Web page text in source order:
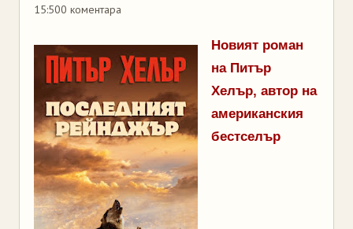
15:500 коментара
Новият роман
на Питър
Хелър, автор на
американския
бестселър